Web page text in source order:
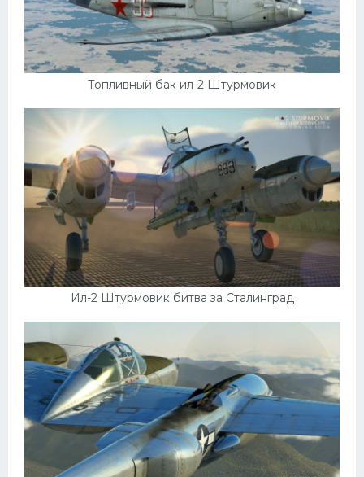
Топливный бак ил-2 Штурмовик
Ил-2 Штурмовик битва за Сталинград